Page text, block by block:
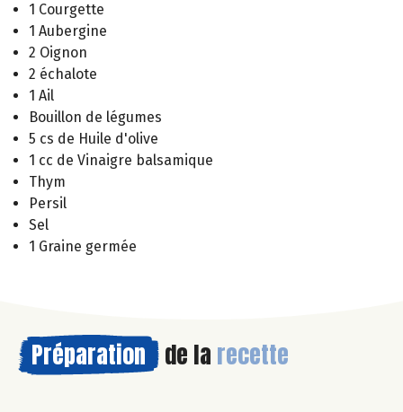
1 Courgette
1 Aubergine
2 Oignon
2 échalote
1 Ail
Bouillon de légumes
5 cs de Huile d'olive
1 cc de Vinaigre balsamique
Thym
Persil
Sel
1 Graine germée
Préparation de la recette